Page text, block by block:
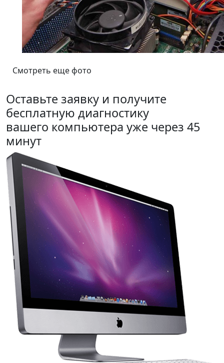
Смотреть еще фото
Оставьте заявку и получите
бесплатную диагностику
вашего компьютера уже через 45
минут